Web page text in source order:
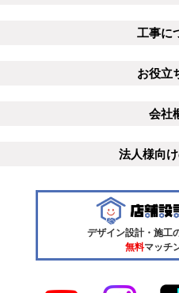
工事に
お役立
会社
法人様向
デザイン設計・施工
無料マッチ